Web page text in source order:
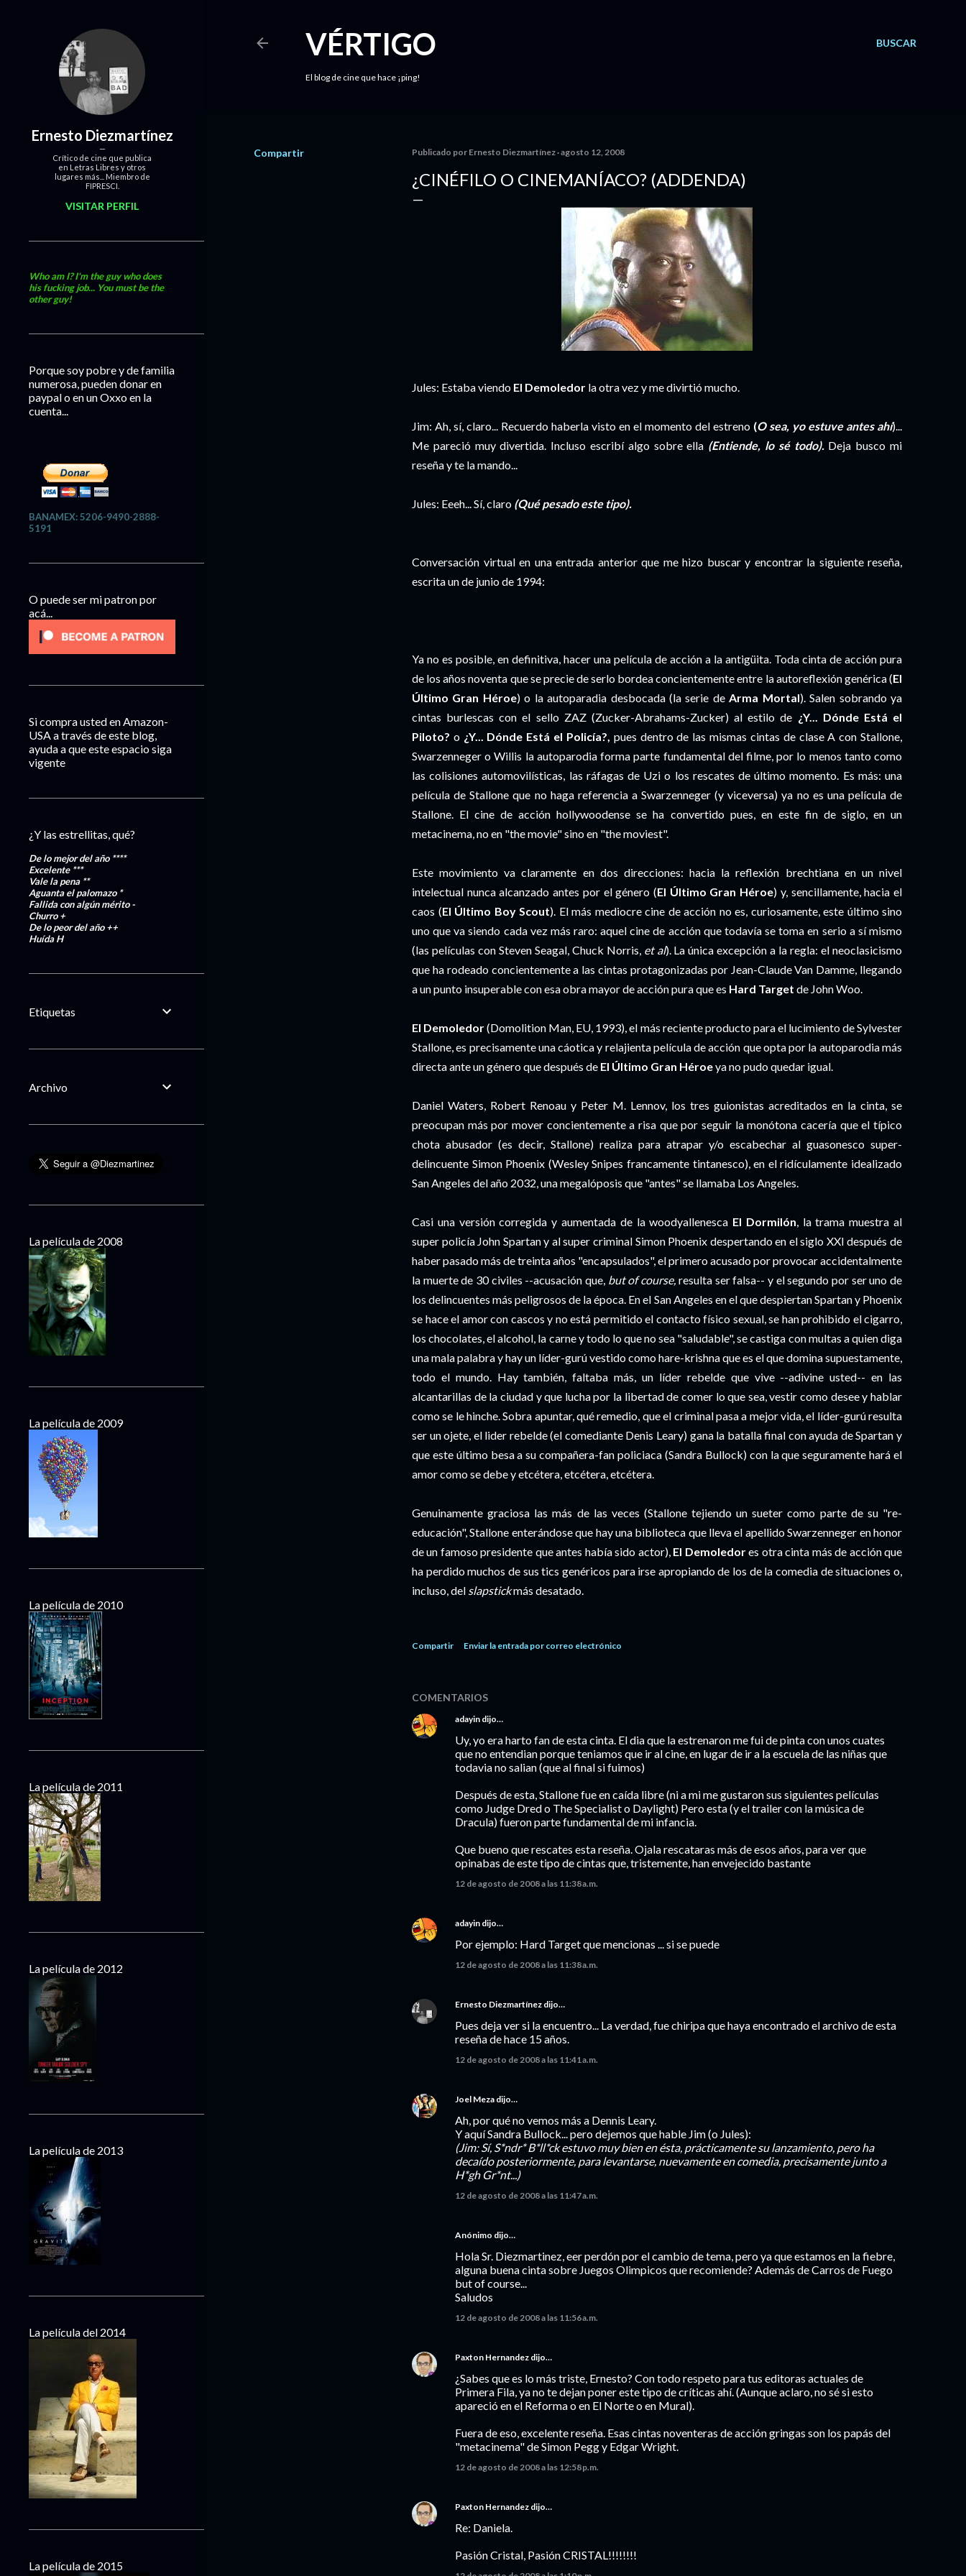
BUSCAR
VÉRTIGO
El blog de cine que hace ¡ping!
Compartir Publicado por Ernesto Diezmartínez agosto 12, 2008
¿CINÉFILO O CINEMANÍACO? (ADDENDA)
Jules: Estaba viendo El Demoledor la otra vez y me divirtió mucho.
Jim: Ah, sí, claro... Recuerdo haberla visto en el momento del estreno (O sea, yo estuve antes ahí)...
Me pareció muy divertida. Incluso escribí algo sobre ella (Entiende, lo sé todo).Deja busco mi
reseña y te la mando...
Jules: Eeeh... Sí, claro (Qué pesado este tipo).
Conversación virtual en una entrada anterior que me hizo buscar y encontrar la siguiente reseña,
escrita un de junio de 1994:
Ya no es posible, en definitiva, hacer una película de acción a la antigüita. Toda cinta de acción pura
de los años noventa que se precie de serlo bordea concientemente entre la autoreflexión genérica (El
Último Gran Héroe) o la autoparadia desbocada (la serie deArma Mortal). Salen sobrando ya
cintas burlescas con el sello ZAZ (Zucker-Abrahams-Zucker) al estilo de ¿Y... Dónde Está el
Piloto? o ¿Y... Dónde Está el Policía?, pues dentro de las mismas cintas de clase A con Stallone,
Swarzenneger o Willis la autoparodia forma parte fundamental del filme, por lo menos tanto como
las colisiones automovilísticas, las ráfagas de Uzi o los rescates de último momento. Es más: una
película de Stallone que no haga referencia a Swarzenneger (y viceversa) ya no es una película de
Stallone. El cine de acción hollywoodense se ha convertido pues, en este fin de siglo, en un
metacinema, no en "the movie" sino en "the moviest".
Este movimiento va claramente en dos direcciones: hacia la reflexión brechtiana en un nivel
intelectual nunca alcanzado antes por el género (El Último Gran Héroe) y, sencillamente, hacia el
caos (El Último Boy Scout). El más mediocre cine de acción no es, curiosamente, este último sino
uno que va siendo cada vez más raro: aquel cine de acción que todavía se toma en serio a sí mismo
(las películas con Steven Seagal, Chuck Norris, et al). La única excepción a la regla: el neoclasicismo
que ha rodeado concientemente a las cintas protagonizadas por Jean-Claude Van Damme, llegando
a un punto insuperable con esa obra mayor de acción pura que es Hard Target de John Woo.
El Demoledor(Domolition Man, EU, 1993), el más reciente producto para el lucimiento de Sylvester
Stallone, es precisamente una cáotica y relajienta película de acción que opta por la autoparodia más
directa ante un género que después de El Último Gran Héroeya no pudo quedar igual.
Daniel Waters, Robert Renoau y Peter M. Lennov, los tres guionistas acreditados en la cinta, se
preocupan más por mover concientemente a risa que por seguir la monótona cacería que el típico
chota abusador (es decir, Stallone) realiza para atrapar y/o escabechar al guasonesco super-
delincuente Simon Phoenix (Wesley Snipes francamente tintanesco), en el ridículamente idealizado
San Angeles del año 2032, una megalóposis que "antes" se llamaba Los Angeles.
Casi una versión corregida y aumentada de la woodyallenesca El Dormilón, la trama muestra al
super policía John Spartan y al super criminal Simon Phoenix despertando en el siglo XXI después de
haber pasado más de treinta años "encapsulados", el primero acusado por provocar accidentalmente
la muerte de 30 civiles --acusación que, but of course, resulta ser falsa-- y el segundo por ser uno de
los delincuentes más peligrosos de la época. En el San Angeles en el que despiertan Spartan y Phoenix
se hace el amor con cascos y no está permitido el contacto físico sexual, se han prohibido el cigarro,
los chocolates, el alcohol, la carne y todo lo que no sea "saludable", se castiga con multas a quien diga
una mala palabra y hay un líder-gurú vestido como hare-krishna que es el que domina supuestamente,
todo el mundo. Hay también, faltaba más, un líder rebelde que vive --adivine usted-- en las
alcantarillas de la ciudad y que lucha por la libertad de comer lo que sea, vestir como desee y hablar
como se le hinche. Sobra apuntar, qué remedio, que el criminal pasa a mejor vida, el líder-gurú resulta
ser un ojete, el lider rebelde (el comediante Denis Leary) gana la batalla final con ayuda de Spartan y
que este último besa a su compañera-fan policiaca (Sandra Bullock) con la que seguramente hará el
amor como se debe y etcétera, etcétera, etcétera.
Genuinamente graciosa las más de las veces (Stallone tejiendo un sueter como parte de su "re-
educación", Stallone enterándose que hay una biblioteca que lleva el apellido Swarzenneger en honor
de un famoso presidente que antes había sido actor), El Demoledores otra cinta más de acción que
ha perdido muchos de sus tics genéricos para irse apropiando de los de la comedia de situaciones o,
incluso, del slapstickmás desatado.
Compartir Enviar la entrada por correo electrónico
COMENTARIOS
adayin dijo…
Uy, yo era harto fan de esta cinta. El dia que la estrenaron me fui de pinta con unos cuates
que no entendian porque teniamos que ir al cine, en lugar de ir a la escuela de las niñas que
todavia no salian (que al final si fuimos)
Después de esta, Stallone fue en caída libre (ni a mi me gustaron sus siguientes películas
como Judge Dred o The Specialist o Daylight) Pero esta (y el trailer con la música de
Dracula) fueron parte fundamental de mi infancia.
Que bueno que rescates esta reseña. Ojala rescataras más de esos años, para ver que
opinabas de este tipo de cintas que, tristemente, han envejecido bastante
12 de agosto de 2008 a las 11:38 a.m.
adayin dijo…
Por ejemplo: Hard Target que mencionas ... si se puede
12 de agosto de 2008 a las 11:38 a.m.
Ernesto Diezmartínez dijo…
Pues deja ver si la encuentro... La verdad, fue chiripa que haya encontrado el archivo de esta
reseña de hace 15 años.
12 de agosto de 2008 a las 11:41 a.m.
Joel Meza dijo…
Ah, por qué no vemos más a Dennis Leary.
Y aquí Sandra Bullock... pero dejemos que hable Jim (o Jules):
(Jim: Sí, S*ndr* B*ll*ck estuvo muy bien en ésta, prácticamente su lanzamiento, pero ha
decaído posteriormente, para levantarse, nuevamente en comedia, precisamente junto a
H*gh Gr*nt...)
12 de agosto de 2008 a las 11:47 a.m.
Anónimo dijo…
Hola Sr. Diezmartinez, eer perdón por el cambio de tema, pero ya que estamos en la fiebre,
alguna buena cinta sobre Juegos Olimpicos que recomiende? Además de Carros de Fuego
but of course...
Saludos
12 de agosto de 2008 a las 11:56 a.m.
Paxton Hernandez dijo…
¿Sabes que es lo más triste, Ernesto? Con todo respeto para tus editoras actuales de
Primera Fila, ya no te dejan poner este tipo de críticas ahí. (Aunque aclaro, no sé si esto
apareció en el Reforma o en El Norte o en Mural).
Fuera de eso, excelente reseña. Esas cintas noventeras de acción gringas son los papás del
"metacinema" de Simon Pegg y Edgar Wright.
12 de agosto de 2008 a las 12:58 p.m.
Paxton Hernandez dijo…
Re: Daniela.
Pasión Cristal, Pasión CRISTAL!!!!!!!!
Ernesto Diezmartínez
Crítico de cine que publica
en Letras Libres y otros
lugares más... Miembro de
FIPRESCI.
VISITAR PERFIL
Who am I? I'm the guy who does
his fucking job... You must be the
other guy!
Porque soy pobre y de familia
numerosa, pueden donar en
paypal o en un Oxxo en la
cuenta...
BANAMEX: 5206-9490-2888-
5191
O puede ser mi patron por
acá...
Si compra usted en Amazon-
USA a través de este blog,
ayuda a que este espacio siga
vigente
¿Y las estrellitas, qué?
De lo mejor del año ****
Excelente***
Vale la pena **
Aguanta el palomazo *
Fallida con algún mérito-
Churro+
De lo peor del año++
HuídaH
Etiquetas
Archivo
La película de 2008
La película de 2009
La película de 2010
La película de 2011
La película de 2012
La película de 2013
La película del 2014
La película de 2015